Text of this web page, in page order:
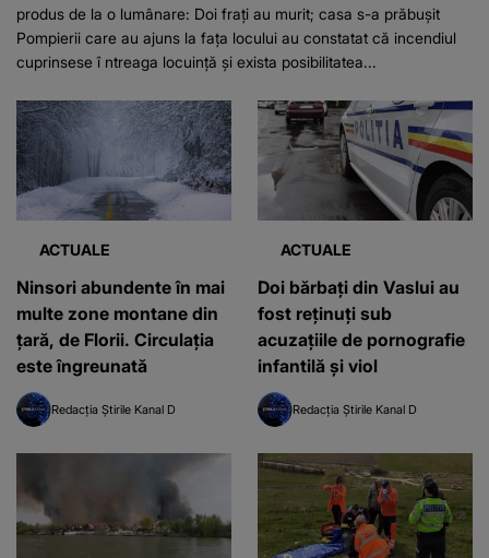
produs de la o lumânare: Doi frați au murit; casa s-a prăbușit
Pompierii care au ajuns la fața locului au constatat că incendiul
cuprinsese î ntreaga locuință și exista posibilitatea...
ACTUALE
Ninsori abundente în mai
multe zone montane din
țară, de Florii. Circulația
este îngreunată
Redacția Știrile Kanal D
ACTUALE
Doi bărbaţi din Vaslui au
fost reţinuţi sub
acuzaţiile de pornografie
infantilă şi viol
Redacția Știrile Kanal D